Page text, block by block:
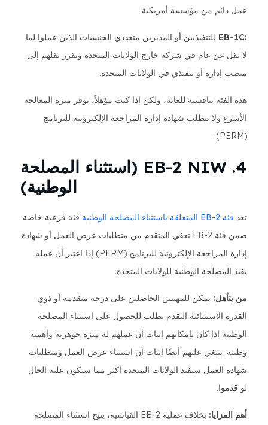
عمل دائم من مؤسسة أمريكية.
:EB-1C
للتنفيذيين أو المديرين متعددي الجنسيات الذين عملوا لما
لا يقل عن عام في شركة خارج الولايات المتحدة وتقرر نقلهم إلى
منصب إدارة أو تنفيذي في الولايات المتحدة.
هذه الفئة تنافسية للغاية، ولكن إذا كنت مؤهلاً، توفر ميزة المعالجة
الأسرع ولا تتطلب شهادة إدارة المراجعة الإلكترونية للبرنامج
(PERM).
4. EB-2 NIW (استثناء المصلحة
الوطنية)
تعد فئة EB-2 المتعلقة باستثناء المصلحة الوطنية
فئة فرعية خاصة
ضمن فئة EB-2 تعفي المتقدم من متطلبات عرض العمل أو شهادة
إدارة المراجعة الإلكترونية للبرنامج (PERM) إذا اعتبر أن عمله
يفيد المصلحة الوطنية للولايات المتحدة.
من يتأهل: يمكن للمهنيين الحاصلين على درجة متقدمة أو ذوي
القدرة الاستثنائية التقدم بطلب للحصول على استثناء المصلحة
الوطنية إذا كان بإمكانهم إثبات أن عملهم له ميزة جوهرية وأهمية
وطنية. ينبغي عليهم أيضًا إثبات أن استثناء عرض العمل ومتطلبات
شهادة العمل سيفيد الولايات المتحدة أكثر مما سيكون عليه الحال
لو قدموا.
أهم المزايا:
بخلاف عملية EB-2 القياسية، يتيح استثناء المصلحة